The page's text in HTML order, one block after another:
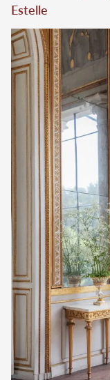
Estelle